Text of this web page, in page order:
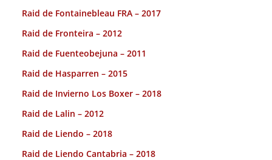
Raid de Fontainebleau FRA – 2017
Raid de Fronteira – 2012
Raid de Fuenteobejuna – 2011
Raid de Hasparren – 2015
Raid de Invierno Los Boxer – 2018
Raid de Lalin – 2012
Raid de Liendo – 2018
Raid de Liendo Cantabria – 2018